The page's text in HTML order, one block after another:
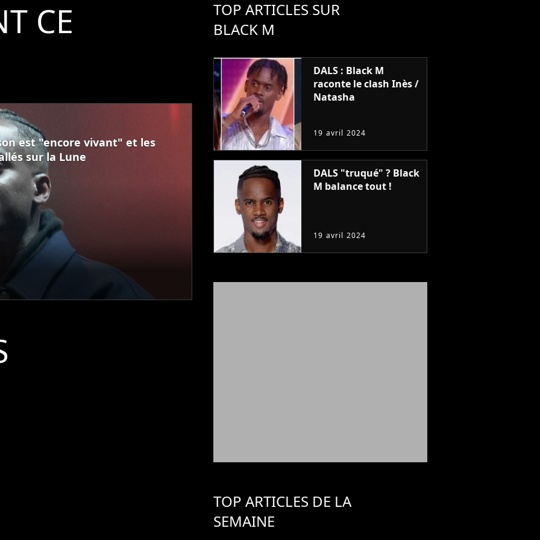
CE
est "encore vivant" et les
sur la Lune
TOP ARTICLES SUR
BLACK M
DALS : Black M
raconte le clash Inès /
Natasha
19 avril 2024
DALS "truqué" ? Black
M balance tout !
19 avril 2024
TOP ARTICLES DE LA
SEMAINE